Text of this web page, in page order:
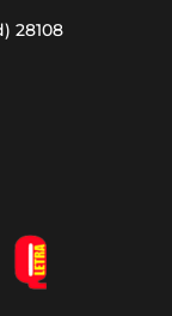
28108